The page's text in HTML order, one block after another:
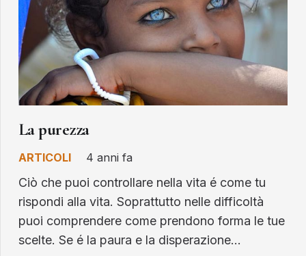
La purezza
ARTICOLI 4 anni fa
Ciò che puoi controllare nella vita é come tu
rispondi alla vita. Soprattutto nelle difficoltà
puoi comprendere come prendono forma le tue
scelte. Se é la paura e la disperazione…